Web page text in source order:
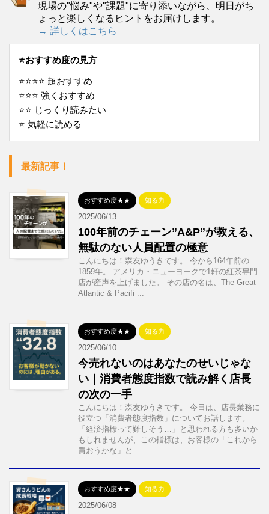
現場の"悩み"や"課題"に寄り添いながら、明日がち
ょっと楽しくなるヒントをお届けします。
→ 詳しくはこちら
⭐️おすすめ度の見方
⭐️⭐️⭐️⭐️ 超おすすめ
⭐️⭐️⭐️ 強くおすすめ
⭐️⭐️ じっくり読みたい
⭐️ 気軽に読める
最新記事！
おすすめ度★★ 知る力
2025/06/13
100年前のチェーン”A&P”が教える、
無駄のない人員配置の極意
こんにちは！森友ゆうきです。 今から164年前の
1859年。 アメリカ・ニューヨークで1軒の紅茶専門
店が産声を上げました。 その店の名は、The Great
Atlantic & Pacifi ...
おすすめ度★★ 知る力
2025/06/10
今売れないのはあなたのせいじゃな
い｜消費者態度指数で読み解く店長
の次の一手
こんにちは！森友ゆうきです。 今日は、店長業務に
役立つ「消費者態度指数」についてお話します。
「経済指標って難しそう…」と思われる方も多いか
もしれませんが、この指標は、お客様の「これから
買おうかな」と ...
おすすめ度★★ 知る力
2025/06/08